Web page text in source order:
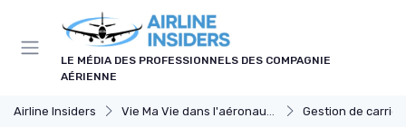
LE MÉDIA DES PROFESSIONNELS DES COMPAGNIE
AÉRIENNE
Airline Insiders Vie Ma Vie dans l'aéronautique Gestion de
Panneau de gestion des cookies